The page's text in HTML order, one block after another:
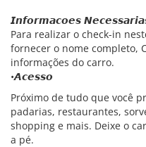
𝙄𝙣𝙛𝙤𝙧𝙢𝙖𝙘𝙤𝙚𝙨
Para realizar o check-in
fornecer o nome completo,
informações do carro.
•𝘼𝙘𝙚𝙨𝙨𝙤
Próximo de tudo que você
padarias, restaurantes,
shopping e mais. Deixe o
a pé.